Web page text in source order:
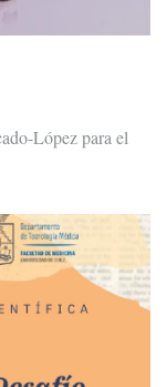
López para el